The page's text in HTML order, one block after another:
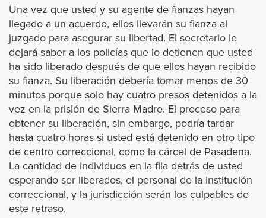
Beaumont
Blythe
Calimesa
Canyon Lake
Cathedral City
Coachella
Corona
Una vez que usted y su agente de fianzas hayan
llegado a un acuerdo, ellos llevarán su fianza al
juzgado para asegurar su libertad. El secretario le
dejará saber a los policías que lo detienen que usted
ha sido liberado después de que ellos hayan recibido
su fianza. Su liberación debería tomar menos de 30
minutos porque solo hay cuatro presos detenidos a la
vez en la prisión de Sierra Madre. El proceso para
obtener su liberación, sin embargo, podría tardar
hasta cuatro horas si usted está detenido en otro tipo
de centro correccional, como la cárcel de Pasadena.
La cantidad de individuos en la fila detrás de usted
esperando ser liberados, el personal de la institución
correccional, y la jurisdicción serán los culpables de
este retraso.